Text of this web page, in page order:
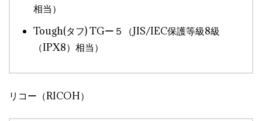
相当）
Tough(タフ) TGー５（JIS/IEC保護等級8級
（IPX8）相当）
リコー（RICOH）